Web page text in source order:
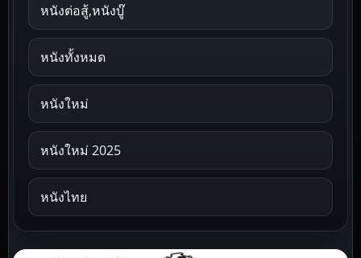
หนังต่อสู้,หนังบู๊
หนังทั้งหมด
หนังใหม่
หนังใหม่ 2025
หนังไทย